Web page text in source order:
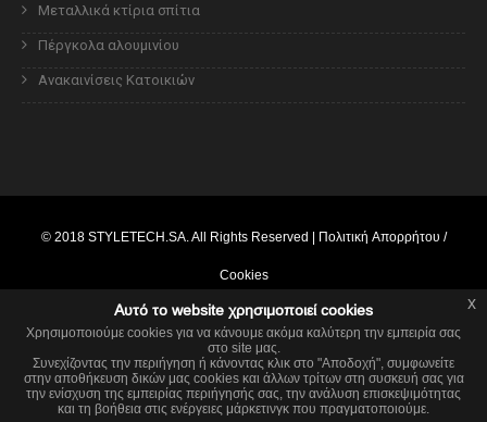
Μεταλλικά κτίρια σπίτια
Πέργκολα αλουμινίου
Ανακαινίσεις Κατοικιών
© 2018 STYLETECH.SA. All Rights Reserved | Πολιτική Απορρήτου /
Cookies
Powered bywebcore.gr
This website is using cookies.
We use them to give you the best experience. If you continue using our
website, we'll assume that you are happy to receive all cookies on this
website.
Αυτό το website χρησιμοποιεί cookies
Χρησιμοποιούμε cookies για να κάνουμε ακόμα καλύτερη την εμπειρία σας
στο site μας.
Συνεχίζοντας την περιήγηση ή κάνοντας κλικ στο "Αποδοχή", συμφωνείτε
στην αποθήκευση δικών μας cookies και άλλων τρίτων στη συσκευή σας για
την ενίσχυση της εμπειρίας περιήγησής σας, την ανάλυση επισκεψιμότητας
και τη βοήθεια στις ενέργειες μάρκετινγκ που πραγματοποιούμε.
x